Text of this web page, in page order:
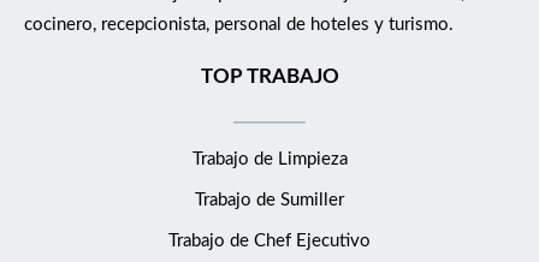
cocinero, recepcionista, personal de hoteles y turismo.
TOP TRABAJO
Trabajo de Limpieza
Trabajo de Sumiller
Trabajo de Chef Ejecutivo